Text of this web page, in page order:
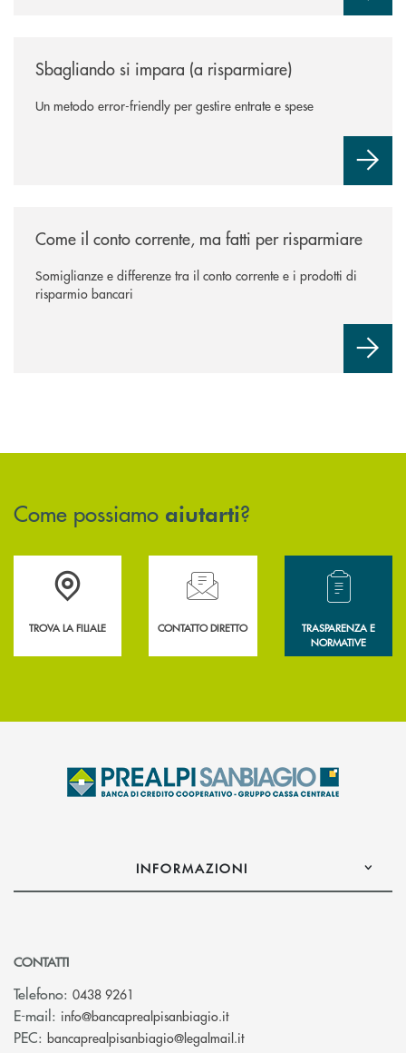
Sbagliando si impara (a risparmiare)
Un metodo error-friendly per gestire entrate e spese
Come il conto corrente, ma fatti per risparmiare
Somiglianze e differenze tra il conto corrente e i prodotti di
risparmio bancari
Come possiamo aiutarti?
Accedi all' elenco completo delle filiali .
TROVA LA FILIALE
Hai bisogno di assistenza immediata?
CONTATTO DIRETTO
Hai bisogno di
TRASPARENZA E
NORMATIVE
INFORMAZIONI
CONTATTI
Telefono: 0438 9261
E-mail: info@bancaprealpisanbiagio.it(si apre l’app di posta
PEC: bancaprealpisanbiagio@legalmail.it(si apre l’app di posta